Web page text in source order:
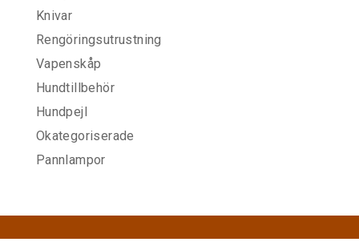
Knivar
Rengöringsutrustning
Vapenskåp
Hundtillbehör
Hundpejl
Okategoriserade
Pannlampor